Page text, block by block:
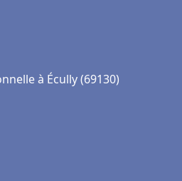
à Écully (69130)